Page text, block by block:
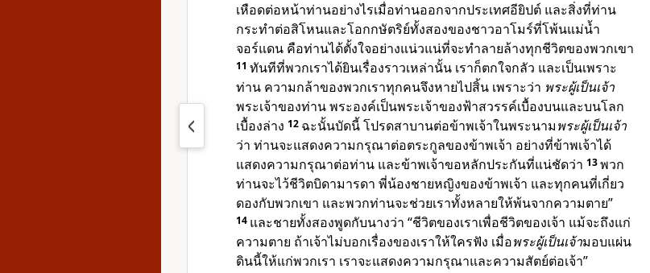
เหือดต่อหน้าท่านอย่างไรเมื่อท่านออกจากประเทศอียิปต์ และสิ่งที่ท่าน
กระทำต่อสิโหนและโอกกษัตริย์ทั้งสองของชาวอาโมร์ที่โพ้นแม่น้ำ
จอร์แดน คือท่านได้ตั้งใจอย่างแน่วแน่ที่จะทำลายล้างทุกชีวิตของพวกเขา
11 ทันทีที่พวกเราได้ยินเรื่องราวเหล่านั้น เราก็ตกใจกลัว และเป็นเพราะ
ท่าน ความกล้าของพวกเราทุกคนจึงหายไปสิ้น เพราะว่า พระผู้เป็นเจ้า
พระเจ้าของท่าน พระองค์เป็นพระเจ้าของฟ้าสวรรค์เบื้องบนและบนโลก
เบื้องล่าง 12 ฉะนั้นบัดนี้ โปรดสาบานต่อข้าพเจ้าในพระนามพระผู้เป็นเจ้า
ว่า ท่านจะแสดงความกรุณาต่อตระกูลของข้าพเจ้า อย่างที่ข้าพเจ้าได้
แสดงความกรุณาต่อท่าน และข้าพเจ้าขอหลักประกันที่แน่ชัดว่า 13พวก
ท่านจะไว้ชีวิตบิดามารดา พี่น้องชายหญิงของข้าพเจ้า และทุกคนที่เกี่ยว
ดองกับพวกเขา และพวกท่านจะช่วยเราทั้งหลายให้พ้นจากความตาย”
14 และชายทั้งสองพูดกับนางว่า “ชีวิตของเราเพื่อชีวิตของเจ้า แม้จะถึงแก่
ความตาย ถ้าเจ้าไม่บอกเรื่องของเราให้ใครฟัง เมื่อพระผู้เป็นเจ้ามอบแผ่น
ดินนี้ให้แก่พวกเรา เราจะแสดงความกรุณาและความสัตย์ต่อเจ้า”